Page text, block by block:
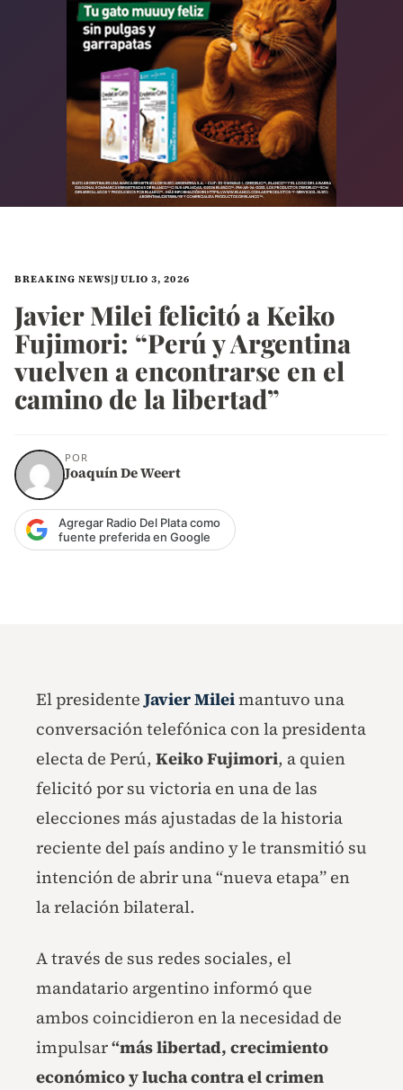
BREAKING NEWS|JULIO 3, 2026
Javier Milei felicitó a Keiko
Fujimori: “Perú y Argentina
vuelven a encontrarse en el
camino de la libertad”
POR
Joaquín De Weert
Agregar Radio Del Plata como
fuente preferida en Google
El presidenteJavier Mileimantuvo una
conversación telefónica con la presidenta
electa de Perú, Keiko Fujimori, a quien
felicitó por su victoria en una de las
elecciones más ajustadas de la historia
reciente del país andino y le transmitió su
intención de abrir una “nueva etapa” en
la relación bilateral.
A través de sus redes sociales, el
mandatario argentino informó que
ambos coincidieron en la necesidad de
impulsar“más libertad, crecimiento
económico y lucha contra el crimen